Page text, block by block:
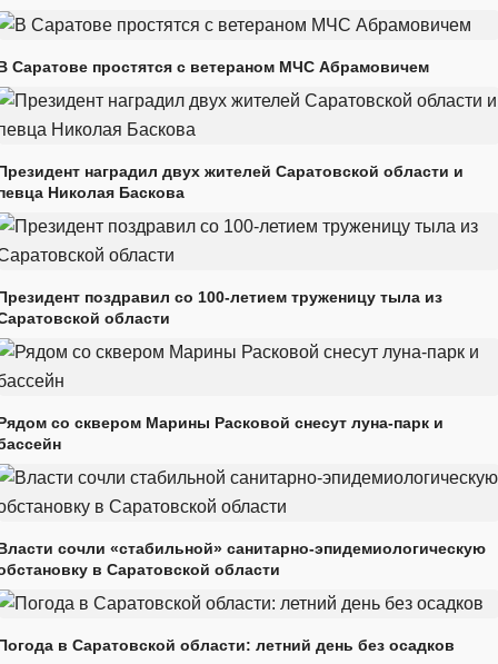
Саратове простятся с ветераном МЧС Абрамовичем
наградил двух жителей Саратовской области и
Николая Баскова
поздравил со 100-летием труженицу тыла из
области
со сквером Марины Расковой снесут луна-парк и
сочли «стабильной» санитарно-эпидемиологическую
в Саратовской области
в Саратовской области: летний день без осадков